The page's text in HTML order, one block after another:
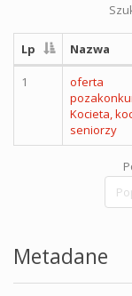
Lp Nazwa
1
oferta
Kocieta,
seniorzy
Metadane